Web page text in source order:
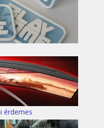
érdemes